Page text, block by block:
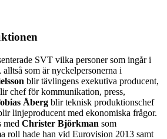
SVT vilka personer som ingår i
, alltså som är nyckelpersonerna i
blir tävlingens exekutiva producent,
chef för kommunikation, press,
Åberg blir teknisk produktionschef
linjeproducent med ekonomiska frågor.
med Christer Björkman som
roll hade han vid Eurovision 2013 samt